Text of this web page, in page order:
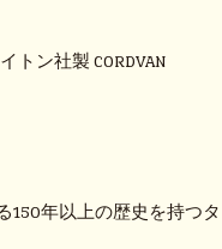
トン社製 CORDVAN
150年以上の歴史を持つ